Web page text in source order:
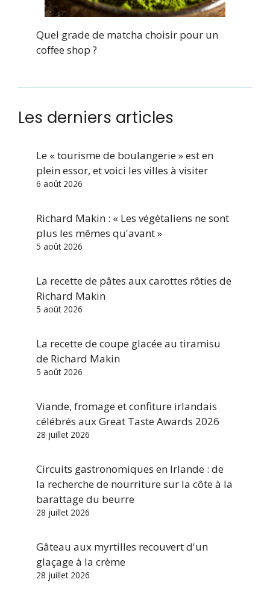
Quel grade de matcha choisir pour un
coffee shop ?
Les derniers articles
Le « tourisme de boulangerie » est en
plein essor, et voici les villes à visiter
6 août 2026
Richard Makin : « Les végétaliens ne sont
plus les mêmes qu'avant »
5 août 2026
La recette de pâtes aux carottes rôties de
Richard Makin
5 août 2026
La recette de coupe glacée au tiramisu
de Richard Makin
5 août 2026
Viande, fromage et confiture irlandais
célébrés aux Great Taste Awards 2026
28 juillet 2026
Circuits gastronomiques en Irlande : de
la recherche de nourriture sur la côte à la
barattage du beurre
28 juillet 2026
Gâteau aux myrtilles recouvert d'un
glaçage à la crème
28 juillet 2026